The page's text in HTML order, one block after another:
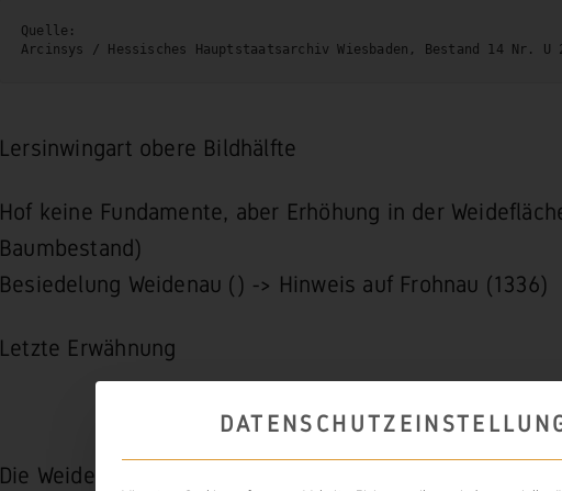
Quelle:
Arcinsys / Hessisches Hauptstaatsarchiv Wiesbaden, Bestand 14 Nr. U
Lersinwingart obere Bildhälfte
Hof keine Fundamente, aber Erhöhung in der
Baumbestand)
Besiedelung Weidenau () -> Hinweis auf Frohnau (1336)
Letzte Erwähnung
Die Weideflächen im